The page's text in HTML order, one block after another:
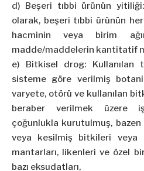
d) Beşeri tıbbi ürünün
olarak, beşeri tıbbi ürünün
hacminin veya birim
madde/maddelerin kantitatif
e) Bitkisel drog: Kullanılan
sisteme göre verilmiş
varyete, otörü ve kullanılan
beraber verilmek üzere
çoğunlukla kurutulmuş, bazen
veya kesilmiş bitkileri veya
mantarları, likenleri ve özel
bazı eksudatları,